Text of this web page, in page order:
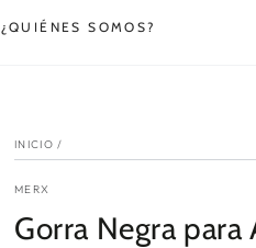
¿QUIÉNES SOMOS?
INICIO /
MERX
Gorra Negra